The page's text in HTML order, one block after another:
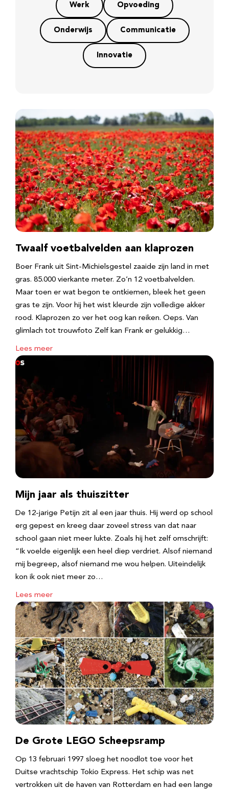
Werk Opvoeding
Onderwijs Communicatie
Innovatie
Twaalf voetbalvelden aan klaprozen
Boer Frank uit Sint-Michielsgestel zaaide zijn land in met
gras. 85.000 vierkante meter. Zo’n 12 voetbalvelden.
Maar toen er wat begon te ontkiemen, bleek het geen
gras te zijn. Voor hij het wist kleurde zijn volledige akker
rood. Klaprozen zo ver het oog kan reiken. Oeps. Van
glimlach tot trouwfoto Zelf kan Frank er gelukkig…
Lees meer
Mijn jaar als thuiszitter
De 12-jarige Petijn zit al een jaar thuis. Hij werd op school
erg gepest en kreeg daar zoveel stress van dat naar
school gaan niet meer lukte. Zoals hij het zelf omschrijft:
“Ik voelde eigenlijk een heel diep verdriet. Alsof niemand
mij begreep, alsof niemand me wou helpen. Uiteindelijk
kon ik ook niet meer zo…
Lees meer
De Grote LEGO Scheepsramp
Op 13 februari 1997 sloeg het noodlot toe voor het
Duitse vrachtschip Tokio Express. Het schip was net
vertrokken uit de haven van Rotterdam en had een lange